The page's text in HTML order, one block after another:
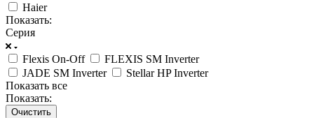
Haier
Показать:
Серия
Flexis On-Off
FLEXIS SM Inverter
JADE SM Inverter
Stellar HP Inverter
Показать все
Показать:
Очистить